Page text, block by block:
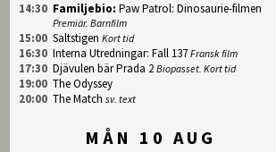
14:30 Familjebio: Paw Patrol: Dinosaurie-filmen
Premiär. Barnfilm
15:00 Saltstigen Kort tid
16:30 Interna Utredningar: Fall 137 Fransk film
17:30 Djävulen bär Prada 2 Biopasset. Kort tid
19:00 The Odyssey
20:00 The Match sv. text
MÅN 10 AUG